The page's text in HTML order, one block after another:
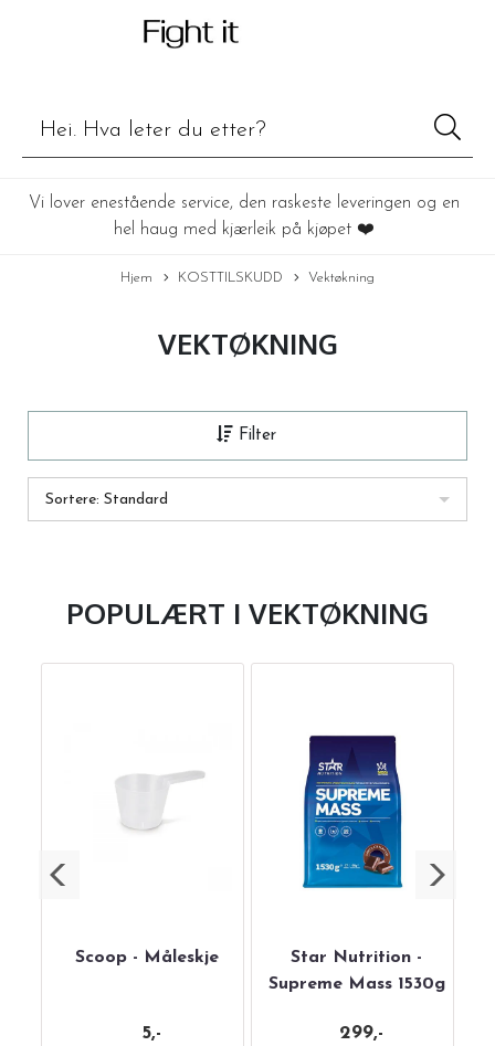
Vi lover enestående service, den raskeste leveringen og en
hel haug med kjærleik på kjøpet ❤️
Hjem KOSTTILSKUDD Vektøkning
VEKTØKNING
Filter
Sortere: Standard
POPULÆRT I VEKTØKNING
Scoop - Måleskje
5,-
Star Nutrition -
Supreme Mass 1530g
299,-